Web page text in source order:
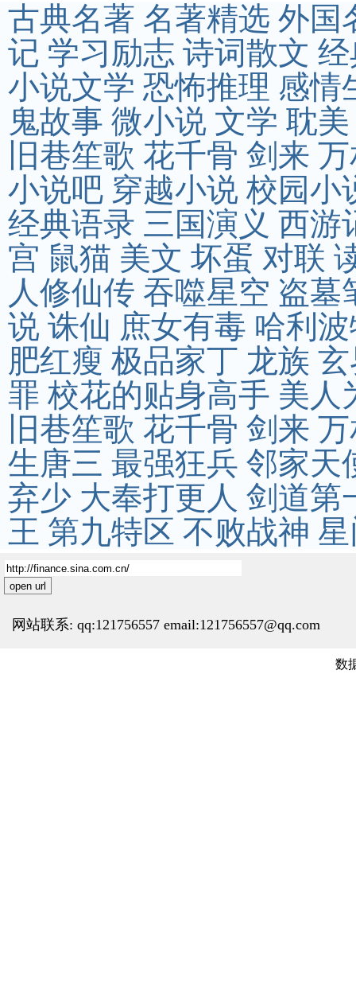
古典名著 名著精选 外国
记 学习励志 诗词散文
小说文学 恐怖推理 感情
鬼故事 微小说 文学 耽美
旧巷笙歌 花千骨 剑来
小说吧 穿越小说 校园小
经典语录 三国演义 西游
宫 鼠猫 美文 坏蛋 对联
人修仙传 吞噬星空 盗墓
说 诛仙 庶女有毒 哈利
肥红瘦 极品家丁 龙族
罪 校花的贴身高手 美人
旧巷笙歌 花千骨 剑来
生唐三 最强狂兵 邻家天
弃少 大奉打更人 剑道第
王 第九特区 不败战神
open url
网站联系: qq:121756557 email:121756557@qq.com